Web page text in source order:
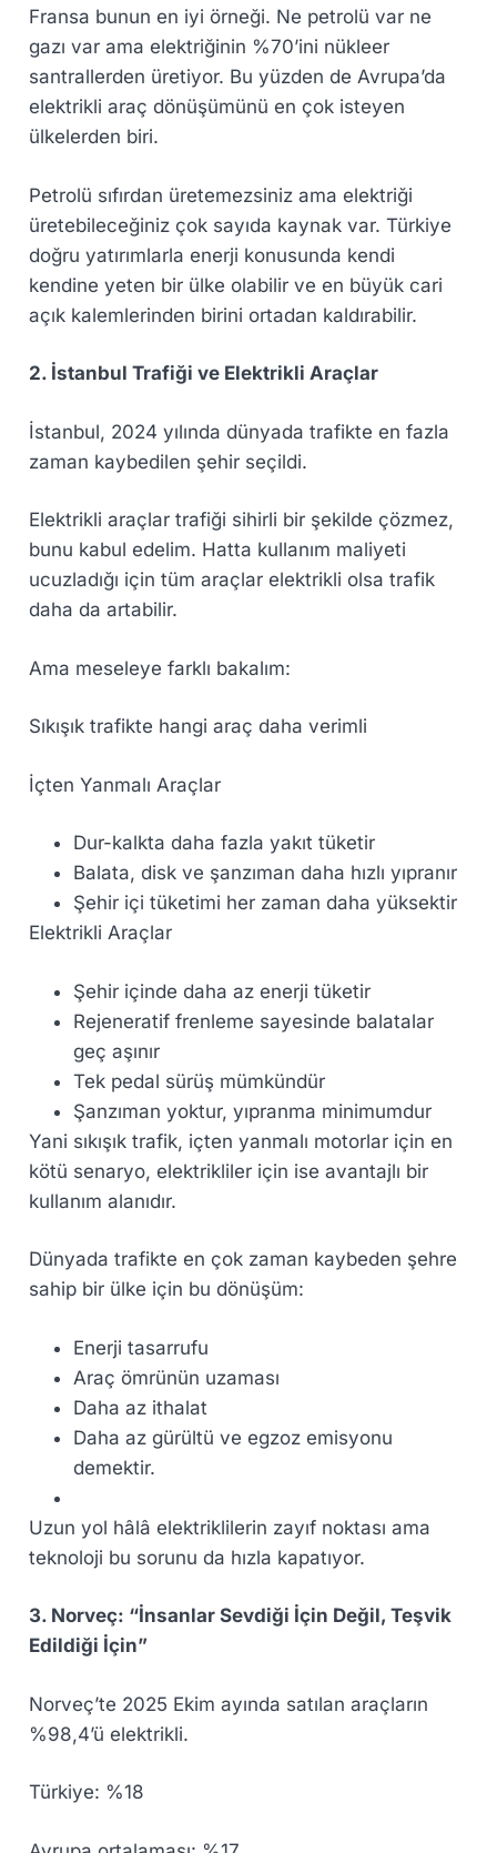
Fransa bunun en iyi örneği. Ne petrolü var ne
gazı var ama elektriğinin %70’ini nükleer
santrallerden üretiyor. Bu yüzden de Avrupa’da
elektrikli araç dönüşümünü en çok isteyen
ülkelerden biri.
Petrolü sıfırdan üretemezsiniz ama elektriği
üretebileceğiniz çok sayıda kaynak var. Türkiye
doğru yatırımlarla enerji konusunda kendi
kendine yeten bir ülke olabilir ve en büyük cari
açık kalemlerinden birini ortadan kaldırabilir.
2. İstanbul Trafiği ve Elektrikli Araçlar
İstanbul, 2024 yılında dünyada trafikte en fazla
zaman kaybedilen şehir seçildi.
Elektrikli araçlar trafiği sihirli bir şekilde çözmez,
bunu kabul edelim. Hatta kullanım maliyeti
ucuzladığı için tüm araçlar elektrikli olsa trafik
daha da artabilir.
Ama meseleye farklı bakalım:
Sıkışık trafikte hangi araç daha verimli
İçten Yanmalı Araçlar
Dur-kalkta daha fazla yakıt tüketir
Balata, disk ve şanzıman daha hızlı yıpranır
Şehir içi tüketimi her zaman daha yüksektir
Elektrikli Araçlar
Şehir içinde daha az enerji tüketir
Rejeneratif frenleme sayesinde balatalar
geç aşınır
Tek pedal sürüş mümkündür
Şanzıman yoktur, yıpranma minimumdur
Yani sıkışık trafik, içten yanmalı motorlar için en
kötü senaryo, elektrikliler için ise avantajlı bir
kullanım alanıdır.
Dünyada trafikte en çok zaman kaybeden şehre
sahip bir ülke için bu dönüşüm:
Enerji tasarrufu
Araç ömrünün uzaması
Daha az ithalat
Daha az gürültü ve egzoz emisyonu
demektir.
Uzun yol hâlâ elektriklilerin zayıf noktası ama
teknoloji bu sorunu da hızla kapatıyor.
3. Norveç: “İnsanlar Sevdiği İçin Değil, Teşvik
Edildiği İçin”
Norveç’te 2025 Ekim ayında satılan araçların
%98,4’ü elektrikli.
Türkiye: %18